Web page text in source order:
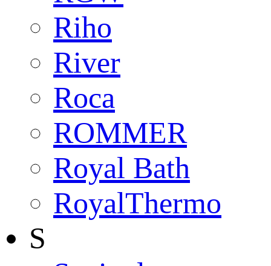
Riho
River
Roca
ROMMER
Royal Bath
RoyalThermo
S